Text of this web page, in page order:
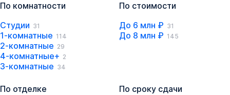
По комнатности
Студии 31
1-комнатные 114
2-комнатные 29
4-комнатные+ 2
3-комнатные 34
По стоимости
До 6 млн ₽ 31
До 8 млн ₽ 145
По отделке
По сроку сдачи